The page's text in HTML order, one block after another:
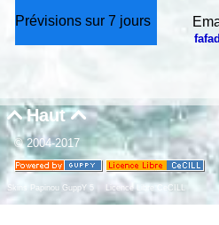
Prévisions sur 7 jours
Haut
© 2004-2017
Skins Papinou GuppY 5 Licence Libre CeCILL